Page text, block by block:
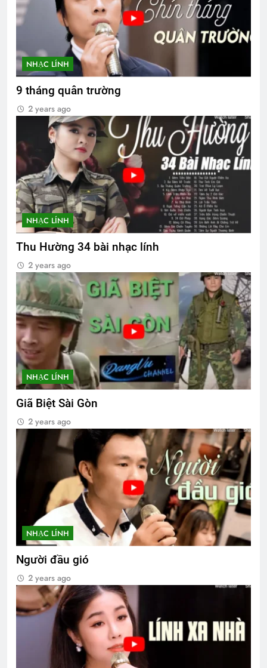
NHẠC LÍNH
9 tháng quân trường
2 years ago
NHẠC LÍNH
Thu Hường 34 bài nhạc lính
2 years ago
NHẠC LÍNH
Giã Biệt Sài Gòn
2 years ago
NHẠC LÍNH
Người đầu gió
2 years ago